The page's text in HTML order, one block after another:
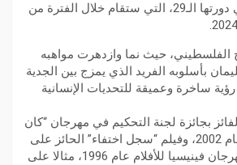
الروائية والوثائقية في دورتها الـ29، التي ستقام خلال الفترة من
الفلسطيني، حيث نما وازدهرت مواهبه
بأسلوبه الفريد الذي يمزج بين الجدية
ساخرة وعميقة للتحديات الإنسانية
بجائزة لجنة التحكيم في مهرجان “كان
السينمائي الدولي” عام 2002، وفيلم “سجل اختفاء” الحائز على
الجائزة الأولى في مهرجان فينيسيا للأفلام عام 1996، مثالا على